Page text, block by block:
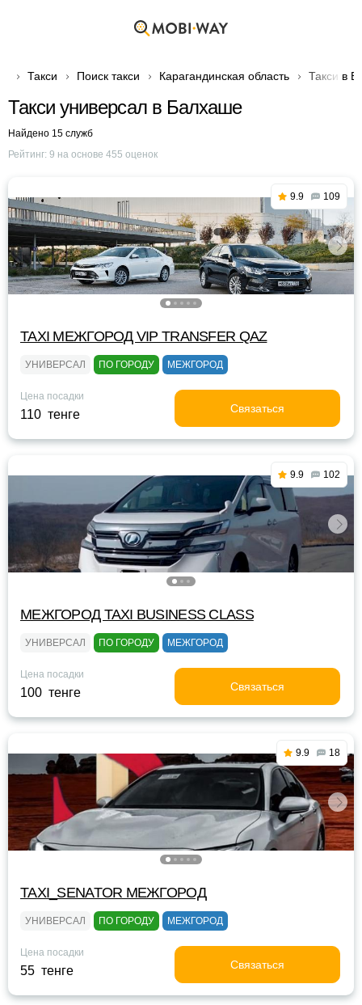
Такси Поиск такси Карагандинская область Такси в
Такси универсал в Балхаше
Найдено 15 служб
Рейтинг: 9 на основе 455 оценок
9.9 109
TAXI МЕЖГОРОД VIP TRANSFER QАZ
УНИВЕРСАЛ ПО ГОРОДУ МЕЖГОРОД
Цена посадки
110 тенге Связаться
9.9 102
МЕЖГОРОД TAXI BUSINESS CLASS
УНИВЕРСАЛ ПО ГОРОДУ МЕЖГОРОД
Цена посадки
100 тенге Связаться
9.9 18
TAXI_SENATOR МЕЖГОРОД
УНИВЕРСАЛ ПО ГОРОДУ МЕЖГОРОД
Цена посадки
55 тенге Связаться